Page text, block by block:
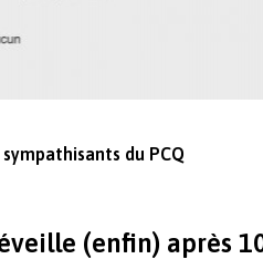
du PCQ
(enfin) après